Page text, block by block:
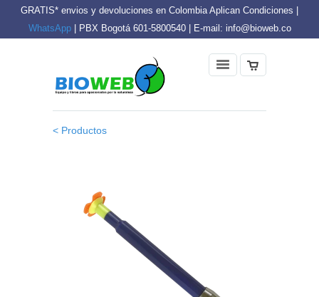
GRATIS* envios y devoluciones en Colombia Aplican Condiciones |
WhatsApp| PBX Bogotá 601-5800540 | E-mail: info@bioweb.co
< Productos